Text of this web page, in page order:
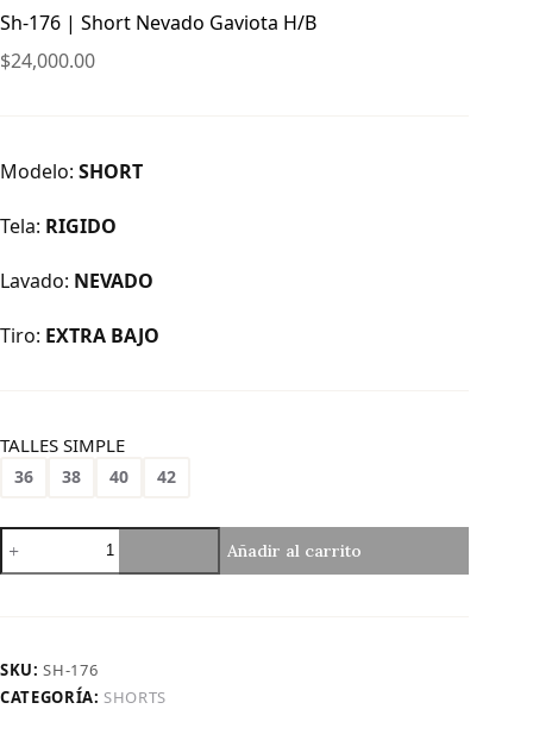
Sh-176 | Short Nevado Gaviota H/B
$24,000.00
Modelo: SHORT
Tela: RIGIDO
Lavado: NEVADO
Tiro: EXTRA BAJO
TALLES SIMPLE
36 38 40 42
Sh-
176
H/B
cantidad
Añadir al carrito
SKU:SH-176
CATEGORÍA: SHORTS